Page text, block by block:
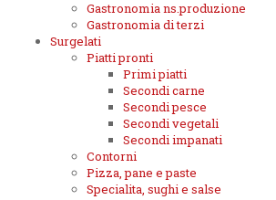
Gastronomia ns.produzione
Gastronomia di terzi
Surgelati
Piatti pronti
Primi piatti
Secondi carne
Secondi pesce
Secondi vegetali
Secondi impanati
Contorni
Pizza, pane e paste
Specialita, sughi e salse